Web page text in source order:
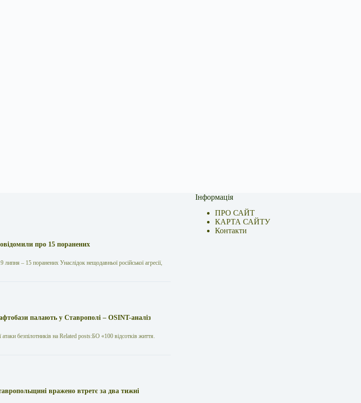
про 15 поранених
липня – 15 поранених Унаслідок нещодавньої російської агресії,
палають у Ставрополі – OSINT-аналіз
безпілотників на Related posts:БО «100 відсотків життя.
вражено втретє за два тижні
Інформація
ПРО САЙТ
КАРТА САЙТУ
Контакти